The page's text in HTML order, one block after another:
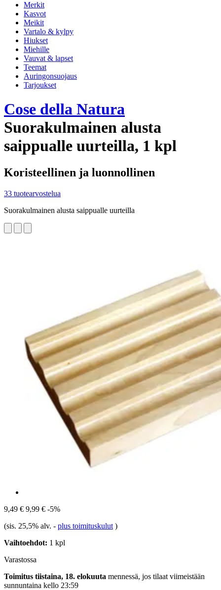
Merkit
Kasvot
Meikit
Vartalo & kylpy
Hiukset
Miehille
Vauvat & lapset
Teemat
Auringonsuojaus
Tarjoukset
Cose della Natura
Suorakulmainen alusta
saippualle uurteilla, 1 kpl
Koristeellinen ja luonnollinen
33 tuotearvostelua
Suorakulmainen alusta saippualle uurteilla
9,49 € 9,99 € -5%
(sis. 25,5% alv. - plus toimituskulut )
Vaihtoehdot: 1 kpl
Varastossa
Toimitus tiistaina, 18. elokuuta mennessä, jos tilaat viimeistään
sunnuntaina kello 23:59